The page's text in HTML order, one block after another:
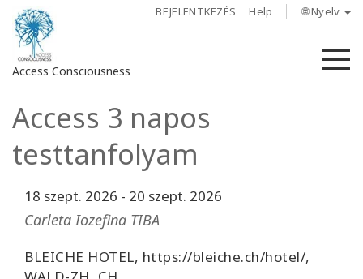
BEJELENTKEZÉS Help 🌐 Nyelv
Access Consciousness
Bejelentkezés
fiókba
Rólunk
Bars
Access 3 napos
testtanfolyam
18 szept. 2026 - 20 szept. 2026
Carleta Iozefina TIBA
BLEICHE HOTEL, https://bleiche.ch/hotel/,